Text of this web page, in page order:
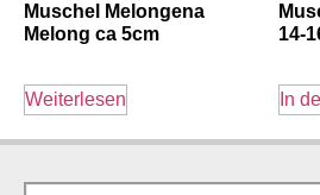
Muschel Melongena
Melong ca 5cm
Weiterlesen
14-
In